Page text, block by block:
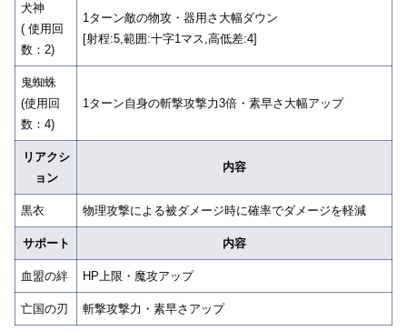
犬神
( 使用回
数：2)
1ターン敵の物攻・器用さ大幅ダウン
[射程:5,範囲:十字1マス,高低差:4]
鬼蜘蛛
(使用回
数：4)
1ターン自身の斬撃攻撃力3倍・素早さ大幅アップ
リアクシ
ョン
内容
黒衣 物理攻撃による被ダメージ時に確率でダメージを軽減
サポート 内容
血盟の絆 HP上限・魔攻アップ
亡国の刃 斬撃攻撃力・素早さアップ